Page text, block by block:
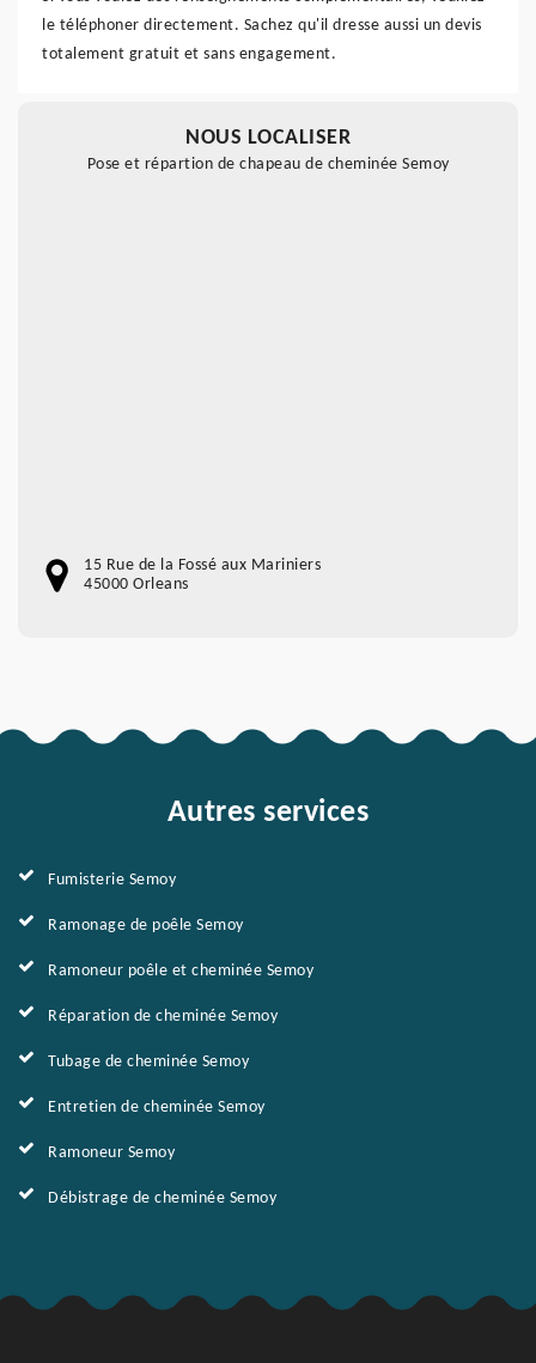
le téléphoner directement. Sachez qu'il dresse aussi un devis
totalement gratuit et sans engagement.
NOUS LOCALISER
Pose et répartion de chapeau de cheminée Semoy
15 Rue de la Fossé aux Mariniers
45000 Orleans
Autres services
Fumisterie Semoy
Ramonage de poêle Semoy
Ramoneur poêle et cheminée Semoy
Réparation de cheminée Semoy
Tubage de cheminée Semoy
Entretien de cheminée Semoy
Ramoneur Semoy
Débistrage de cheminée Semoy